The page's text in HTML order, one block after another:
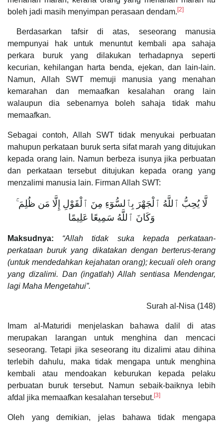
boleh jadi masih menyimpan perasaan dendam.[2]
Berdasarkan tafsir di atas, seseorang manusia
mempunyai hak untuk menuntut kembali apa sahaja
perkara buruk yang dilakukan terhadapnya seperti
kecurian, kehilangan harta benda, ejekan, dan lain-lain.
Namun, Allah SWT memuji manusia yang menahan
kemarahan dan memaafkan kesalahan orang lain
walaupun dia sebenarnya boleh sahaja tidak mahu
memaafkan.
Sebagai contoh, Allah SWT tidak menyukai perbuatan
mahupun perkataan buruk serta sifat marah yang ditujukan
kepada orang lain. Namun berbeza isunya jika perbuatan
dan perkataan tersebut ditujukan kepada orang yang
menzalimi manusia lain. Firman Allah SWT:
لَّا يُحِبُّ ٱللَّهُ ٱلْجَهْرَ بِٱلسُّوٓءِ مِنَ ٱلْقَوْلِ إِلَّا مَن ظُلِمَ ۚ
وَكَانَ ٱللَّهُ سَمِيعًا عَلِيمًا
Maksudnya:
“Allah tidak suka kepada perkataan-
perkataan buruk yang dikatakan dengan berterus-terang
(untuk mendedahkan kejahatan orang); kecuali oleh orang
yang dizalimi. Dan (ingatlah) Allah sentiasa Mendengar,
lagi Maha Mengetahui”.
Surah al-Nisa (148)
Imam al-Maturidi menjelaskan bahawa dalil di atas
merupakan larangan untuk menghina dan mencaci
seseorang. Tetapi jika seseorang itu dizalimi atau dihina
terlebih dahulu, maka tidak mengapa untuk menghina
kembali atau mendoakan keburukan kepada pelaku
perbuatan buruk tersebut. Namun sebaik-baiknya lebih
afdal jika memaafkan kesalahan tersebut.[3]
Oleh yang demikian, jelas bahawa tidak mengapa